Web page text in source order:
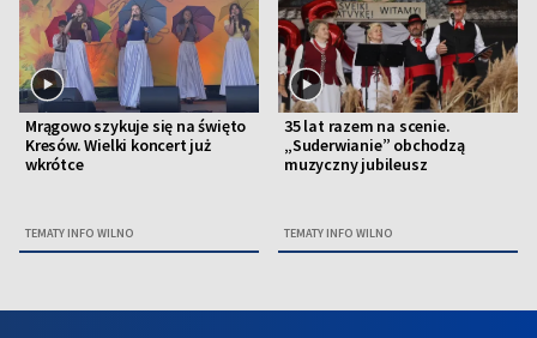
Mrągowo szykuje się na święto
Kresów. Wielki koncert już
wkrótce
TEMATY INFO WILNO
35 lat razem na scenie.
„Suderwianie” obchodzą
muzyczny jubileusz
TEMATY INFO WILNO